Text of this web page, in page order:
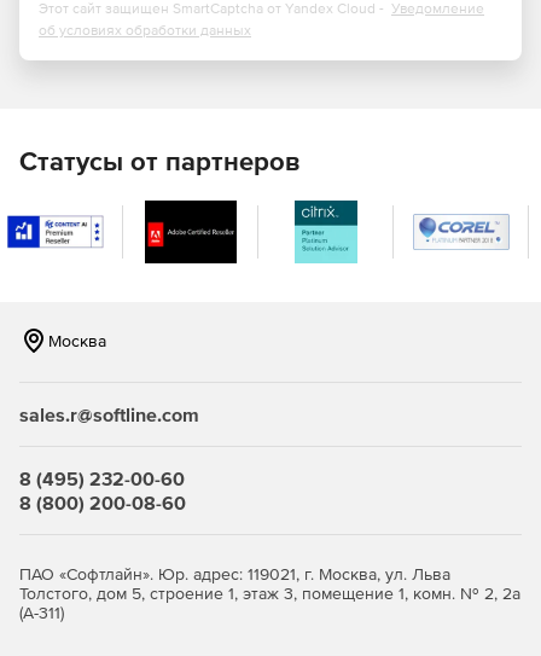
управляющие программы для множества станков с
ЧПУ различных производителей.
Этот сайт защищен SmartCaptcha от Yandex Cloud - Уведомление
об условиях обработки данных
Статусы от партнеров
Москва
sales.r@softline.com
8 (495) 232-00-60
8 (800) 200-08-60
ПАО «Софтлайн». Юр. адрес: 119021, г. Москва, ул. Льва
Толстого, дом 5, строение 1, этаж 3, помещение 1, комн. № 2, 2а
(А-311)